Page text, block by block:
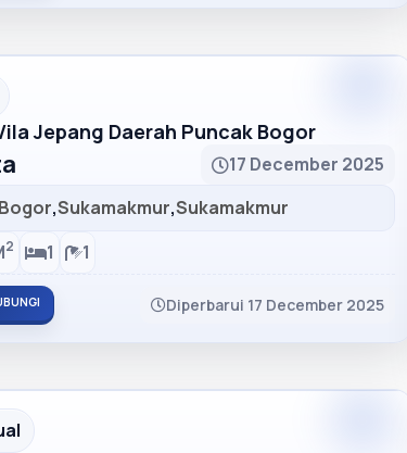
Jepang Daerah Puncak Bogor
17 December 2025
Bogor,Sukamakmur,Sukamakmur
2 1 1
Diperbarui 17 December 2025